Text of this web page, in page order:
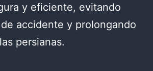
y eficiente, evitando
accidente y prolongando
persianas.